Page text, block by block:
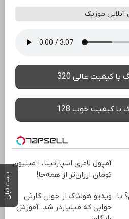
پست قبلی
موزیک
با کیفیت عالی 320
با کیفیت خوب 128
آمپول لاغری اسپارتینا، ا میلیون
تومان ارزان‌تر از همه‌جا!
با ویدیو هولناک از جوان کارتن
خوابی که میلیاردر شد. آموزش